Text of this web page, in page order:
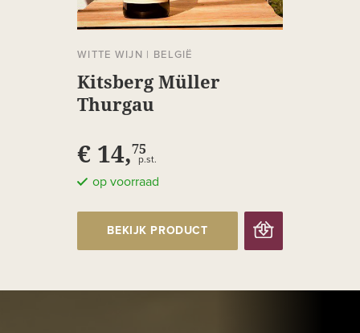
WITTE WIJN | BELGIË
Kitsberg Müller
Thurgau
€ 14,75
p.st.
op voorraad
BEKIJK PRODUCT